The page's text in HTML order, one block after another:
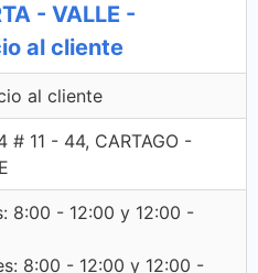
- VALLE -
al cliente
al cliente
# 11 - 44, CARTAGO -
8:00 - 12:00 y 12:00 -
8:00 - 12:00 y 12:00 -